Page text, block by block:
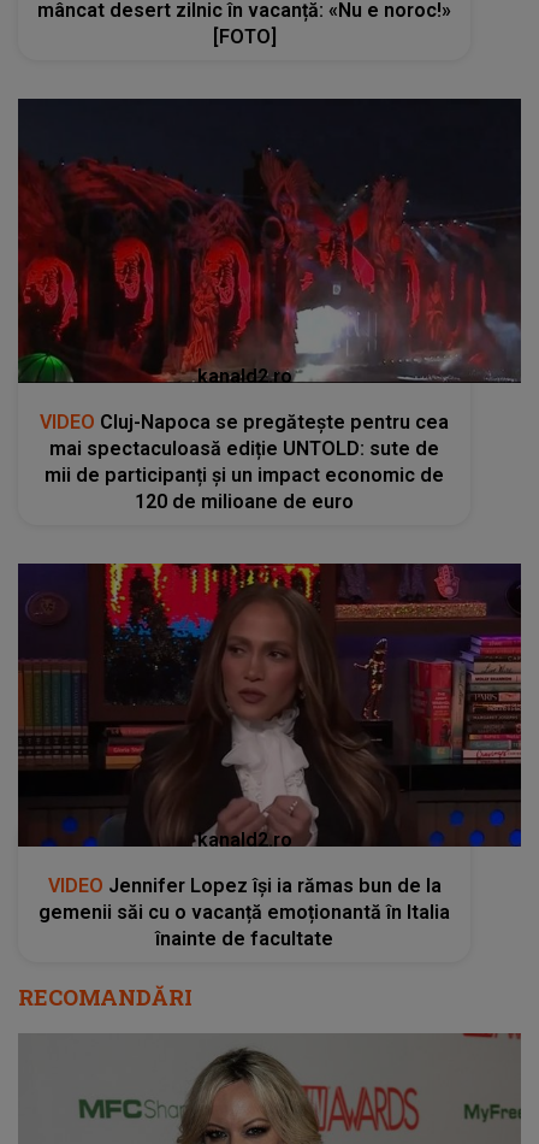
mâncat desert zilnic în vacanță: «Nu e noroc!»
[FOTO]
kanald2.ro
VIDEO Cluj-Napoca se pregătește pentru cea
mai spectaculoasă ediție UNTOLD: sute de
mii de participanți și un impact economic de
120 de milioane de euro
kanald2.ro
VIDEO Jennifer Lopez își ia rămas bun de la
gemenii săi cu o vacanță emoționantă în Italia
înainte de facultate
RECOMANDĂRI